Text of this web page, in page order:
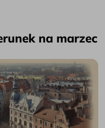
na marzec